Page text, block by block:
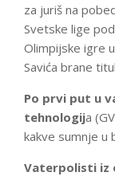
za juriš na
Svetske lige
Olimpijske igre
Savića brane
Po prvi put u
tehnologija
kakve sumnje u
Vaterpolisti iz